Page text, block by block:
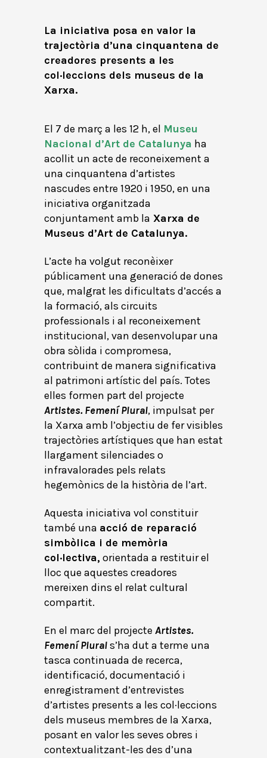
La iniciativa posa en valor la
trajectòria d’una cinquantena de
creadores presents a les
col·leccions dels museus de la
Xarxa.
El 7 de març a les 12 h, el Museu
Nacional d’Art de Catalunya ha
acollit un acte de reconeixement a
una cinquantena d’artistes
nascudes entre 1920 i 1950, en una
iniciativa organitzada
conjuntament amb la Xarxa de
Museus d’Art de Catalunya.
L’acte ha volgut reconèixer
públicament una generació de dones
que, malgrat les dificultats d’accés a
la formació, als circuits
professionals i al reconeixement
institucional, van desenvolupar una
obra sòlida i compromesa,
contribuint de manera significativa
al patrimoni artístic del país. Totes
elles formen part del projecte
Artistes. Femení Plural, impulsat per
la Xarxa amb l’objectiu de fer visibles
trajectòries artístiques que han estat
llargament silenciades o
infravalorades pels relats
hegemònics de la història de l’art.
Aquesta iniciativa vol constituir
també una acció de reparació
simbòlica i de memòria
col·lectiva, orientada a restituir el
lloc que aquestes creadores
mereixen dins el relat cultural
compartit.
En el marc del projecte Artistes.
Femení Plurals’ha dut a terme una
tasca continuada de recerca,
identificació, documentació i
enregistrament d’entrevistes
d’artistes presents a les col·leccions
dels museus membres de la Xarxa,
posant en valor les seves obres i
contextualitzant-les des d’una